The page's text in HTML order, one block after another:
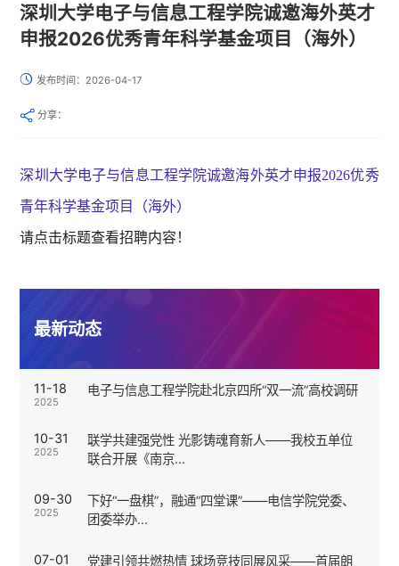
深圳大学电子与信息工程学院诚邀海外英才
申报2026优秀青年科学基金项目（海外）
发布时间：2026-04-17
分享：
深圳大学电子与信息工程学院诚邀海外英才申报2026优秀
青年科学基金项目（海外）
请点击标题查看招聘内容！
最新动态
11-18
2025
电子与信息工程学院赴北京四所“双一流”高校调研
10-31
2025
联学共建强党性 光影铸魂育新人——我校五单位
联合开展《南京...
09-30
2025
下好“一盘棋”，融通“四堂课”——电信学院党委、
团委举办...
07-01
党建引领共燃热情 球场竞技同展风采——首届朗